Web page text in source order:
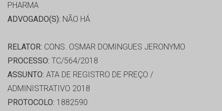
PHARMA
ADVOGADO(S): NÃO HÁ
RELATOR: CONS. OSMAR DOMINGUES JERONYMO
PROCESSO: TC/564/2018
ASSUNTO: ATA DE REGISTRO DE PREÇO /
ADMINISTRATIVO 2018
PROTOCOLO: 1882590